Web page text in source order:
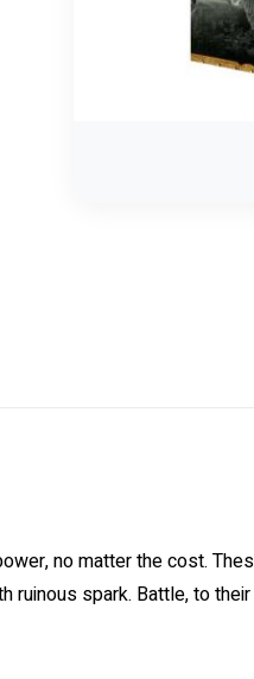
no matter the cost.
spark. Battle, to